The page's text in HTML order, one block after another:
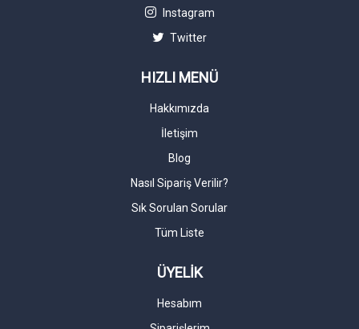
Instagram
Twitter
HIZLI MENÜ
Hakkımızda
İletişim
Blog
Nasıl Sipariş Verilir?
Sık Sorulan Sorular
Tüm Liste
ÜYELİK
Hesabım